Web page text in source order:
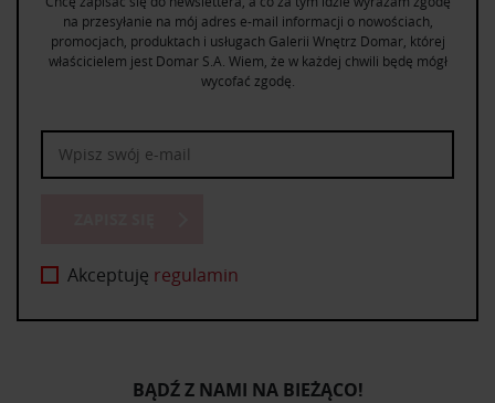
na przesyłanie na mój adres e-mail informacji o nowościach,
promocjach, produktach i usługach Galerii Wnętrz Domar, której
właścicielem jest Domar S.A. Wiem, że w każdej chwili będę mógł
wycofać zgodę.
Akceptuję regulamin
BĄDŹ Z NAMI NA BIEŻĄCO!